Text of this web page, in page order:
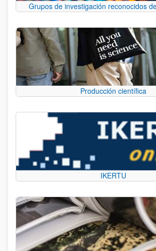
Grupos de investigación reconocidos
Producción científica
IKERTU